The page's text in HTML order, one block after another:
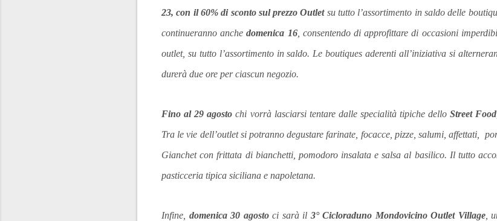
23, con il 60% di sconto sul prezzo Outlet su tutto l’assortimento in saldo delle
continueranno anchedomenica 16, consentendo di approfittare di occasioni
outlet, su tutto l’assortimento in saldo. Le boutiques aderenti all’iniziativa si
durerà due ore per ciascun negozio.
Fino al 29 agosto chi vorrà lasciarsi tentare dalle specialità tipiche delloStreet Food
Tra le vie dell’outlet si potranno degustare farinate, focacce, pizze, salumi, affettati,
Gianchetcon frittata di bianchetti, pomodoro insalata e salsa al basilico. Il tutto
pasticceria tipica siciliana e napoletana.
Infine, domenica 30 agostoci sarà il 3° Cicloraduno Mondovicino Outlet Village,